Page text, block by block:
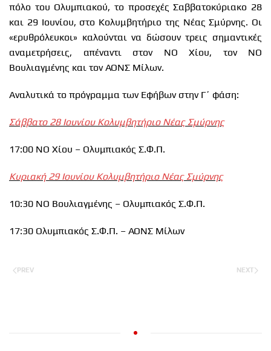
πόλο του Ολυμπιακού, το προσεχές Σαββατοκύριακο 28
και 29 Ιουνίου, στο Κολυμβητήριο της Νέας Σμύρνης. Οι
«ερυθρόλευκοι» καλούνται να δώσουν τρεις σημαντικές
αναμετρήσεις, απέναντι στον ΝΟ Χίου, τον ΝΟ
Βουλιαγμένης και τον ΑΟΝΣ Μίλων.
Αναλυτικά το πρόγραμμα των Εφήβων στην Γ΄ φάση:
Σάββατο 28 Ιουνίου Κολυμβητήριο Νέας Σμύρνης
17:00 ΝΟ Χίου – Ολυμπιακός Σ.Φ.Π.
Κυριακή 29 Ιουνίου Κολυμβητήριο Νέας Σμύρνης
10:30 ΝΟ Βουλιαγμένης – Ολυμπιακός Σ.Φ.Π.
17:30 Ολυμπιακός Σ.Φ.Π. – ΑΟΝΣ Μίλων
PREV NEXT